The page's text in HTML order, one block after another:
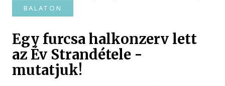
BALATON
Egy furcsa halkonzerv lett
az Év Strandétele -
mutatjuk!